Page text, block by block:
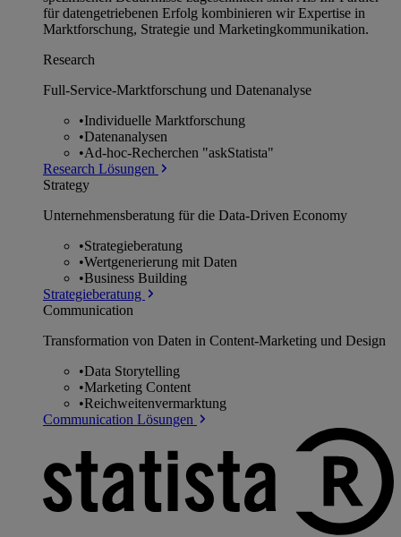
für datengetriebenen Erfolg kombinieren wir Expertise in
Marktforschung, Strategie und Marketingkommunikation.
Research
Full-Service-Marktforschung und Datenanalyse
•Individuelle Marktforschung
•Datenanalysen
•Ad-hoc-Recherchen "askStatista"
Research Lösungen
Strategy
Unternehmens­beratung für die Data-Driven Economy
•Strategieberatung
•Wertgenerierung mit Daten
•Business Building
Strategieberatung
Communication
Transformation von Daten in Content-Marketing und Design
•Data Storytelling
•Marketing Content
•Reichweitenvermarktung
Communication Lösungen